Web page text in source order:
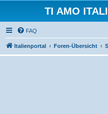
TI AMO
FAQ
Italienportal Foren-Übersicht